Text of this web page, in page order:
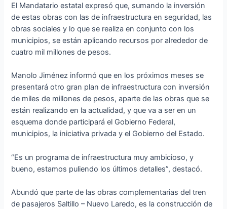
El Mandatario estatal expresó que, sumando la inversión
de estas obras con las de infraestructura en seguridad, las
obras sociales y lo que se realiza en conjunto con los
municipios, se están aplicando recursos por alrededor de
cuatro mil millones de pesos.
Manolo Jiménez informó que en los próximos meses se
presentará otro gran plan de infraestructura con inversión
de miles de millones de pesos, aparte de las obras que se
están realizando en la actualidad, y que va a ser en un
esquema donde participará el Gobierno Federal,
municipios, la iniciativa privada y el Gobierno del Estado.
“Es un programa de infraestructura muy ambicioso, y
bueno, estamos puliendo los últimos detalles”, destacó.
Abundó que parte de las obras complementarias del tren
de pasajeros Saltillo – Nuevo Laredo, es la construcción de